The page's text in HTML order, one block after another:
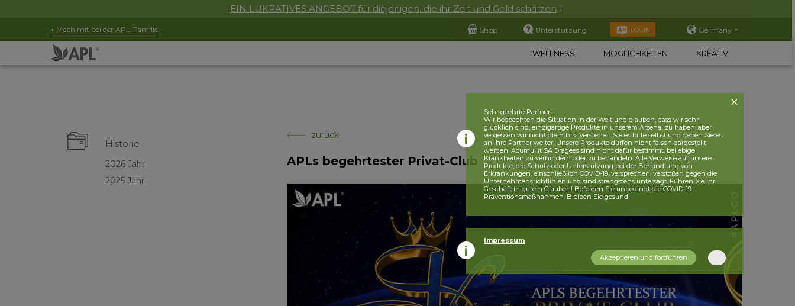
EIN LUKRATIVES ANGEBOT für diejenigen, die ihr Zeit und Geld schätzen 1
+ Mach mit bei der APL-Familie Shop Unterstützung LOGIN Germany
WELLNESS MÖGLICHKEITEN KREATIV
Historie
2026 Jahr
2025 Jahr
zurück
APLs begehrtester Privat-Club
Sehr geehrte Partner!
Wir beobachten die Situation in der Welt und glauben, dass wir sehr
glücklich sind, einzigartige Produkte in unserem Arsenal zu haben, aber
vergessen wir nicht die Ethik. Verstehen Sie es bitte selbst und geben Sie es
an Ihre Partner weiter. Unsere Produkte dürfen nicht falsch dargestellt
werden. Acumullit SA Dragees sind nicht dafür bestimmt, beliebige
Krankheiten zu verhindern oder zu behandeln. Alle Verweise auf unsere
Produkte, die Schutz oder Unterstützung bei der Behandlung von
Erkrankungen, einschließlich COVID-19, versprechen, verstoßen gegen die
Unternehmensrichtlinien und sind strengstens untersagt. Führen Sie Ihr
Geschäft in gutem Glauben! Befolgen Sie unbedingt die COVID-19-
Präventionsmaßnahmen. Bleiben Sie gesund!
Impressum
Akzeptieren und fortführen